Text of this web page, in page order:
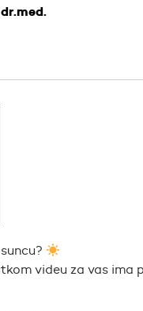
videu za vas ima